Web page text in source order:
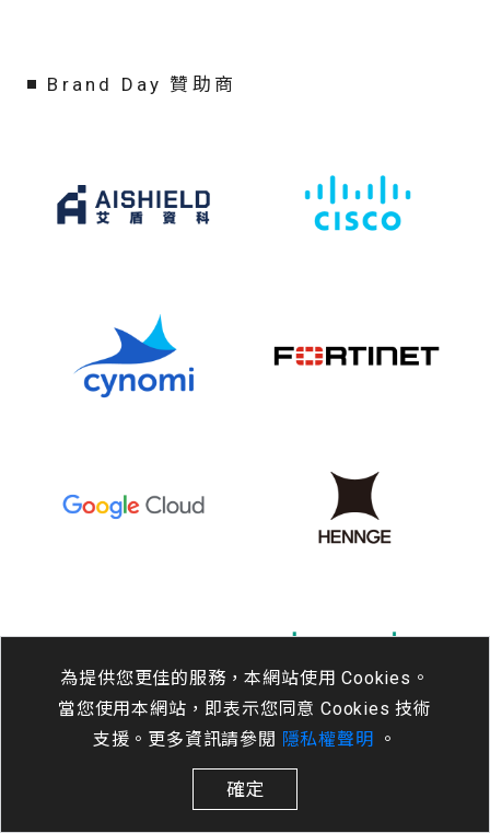
Brand Day 贊助商
為提供您更佳的服務，本網站使用 Cookies。
當您使用本網站，即表示您同意 Cookies 技術
支援。更多資訊請參閱 隱私權聲明 。
確定